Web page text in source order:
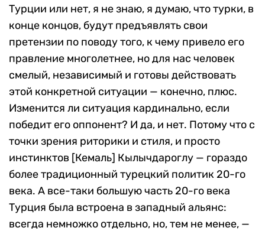
Турции или нет, я не знаю, я думаю, что турки, в
конце концов, будут предъявлять свои
претензии по поводу того, к чему привело его
правление многолетнее, но для нас человек
смелый, независимый и готовы действовать
этой конкретной ситуации — конечно, плюс.
Изменится ли ситуация кардинально, если
победит его оппонент? И да, и нет. Потому что с
точки зрения риторики и стиля, и просто
инстинктов [Кемаль] Кылычдароглу — гораздо
более традиционный турецкий политик 20-го
века. А все-таки большую часть 20-го века
Турция была встроена в западный альянс:
всегда немножко отдельно, но, тем не менее, —